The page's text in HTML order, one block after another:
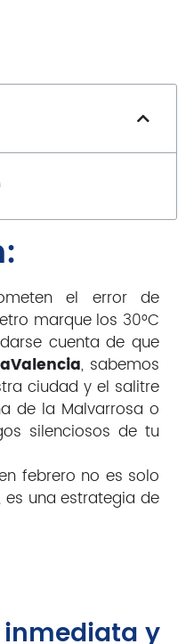
Instalaciones
Técnico
de Productos
Blog
Nosotros
el error de
marque los 30°C
cuenta de que
, sabemos
ciudad y el salitre
de la Malvarrosa o
silenciosos de tu
febrero no es solo
es una estrategia de
y